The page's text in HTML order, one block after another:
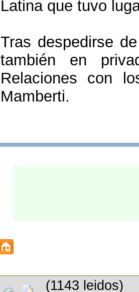
Latina que tuvo
Tras despedirse
también en
Relaciones con
Mamberti.
(1143 leidos)